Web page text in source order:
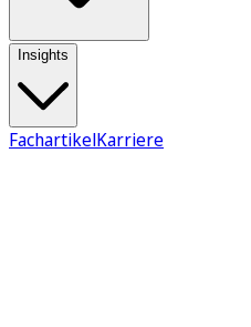
Insights
FachartikelKarriere